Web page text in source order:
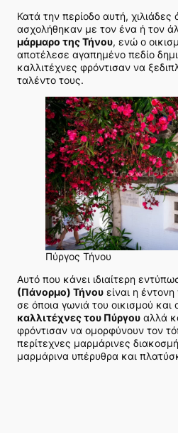
Κατά την περίοδο αυτή,
ασχολήθηκαν με τον ένα ή τον
μάρμαρο της Τήνου, ενώ ο
αποτέλεσε αγαπημένο πεδίο
καλλιτέχνες φρόντισαν να
ταλέντο τους.
Πύργος Τήνου
Αυτό που κάνει ιδιαίτερη
(Πάνορμο) Τήνου είναι η
σε όποια γωνιά του οικισμού και
καλλιτέχνες του Πύργου αλλά
φρόντισαν να ομορφύνουν τον
περίτεχνες μαρμάρινες
μαρμάρινα υπέρυθρα και